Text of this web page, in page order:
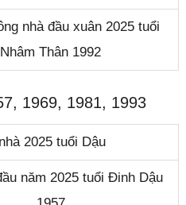
nhà đầu xuân 2025 tuổi
Nhâm Thân 1992
1969, 1981, 1993
2025 tuổi Dậu
năm 2025 tuổi Đinh Dậu